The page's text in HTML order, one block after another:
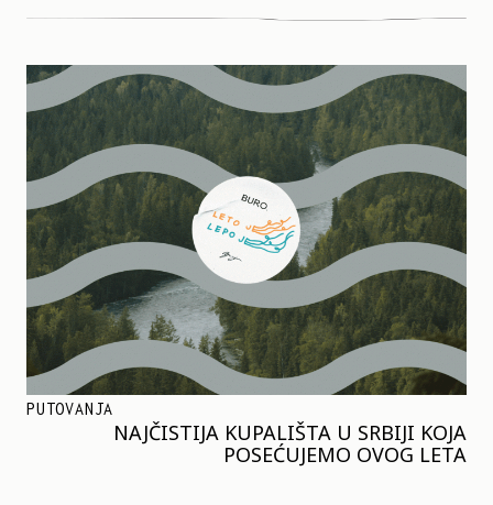
PUTOVANJA
NAJČISTIJA KUPALIŠTA U SRBIJI KOJA
POSEĆUJEMO OVOG LETA